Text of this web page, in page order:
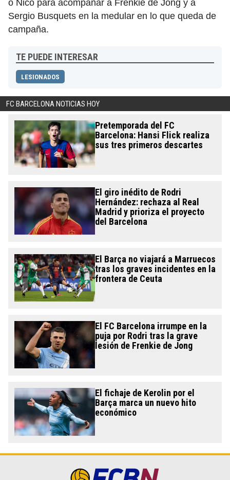
o Nico para acompañar a Frenkie de Jong y a
Sergio Busquets en la medular en lo que queda de
campaña.
TE PUEDE INTERESAR
LESIONADOS
FC BARCELONA NOTICIAS HOY
Pretemporada del FC
Barcelona: Hansi Flick realiza
sus tres primeros descartes
El giro inédito de Rodri
Hernández: rechaza al Real
Madrid y prioriza el proyecto
del Barcelona
El Barça no viajará a Marruecos
tras los graves incidentes en la
frontera de Ceuta
El FC Barcelona irrumpe en la
puja por Rodri tras la grave
lesión de Frenkie de Jong
El fichaje de Kerolin por el
Barça marca un nuevo hito
económico